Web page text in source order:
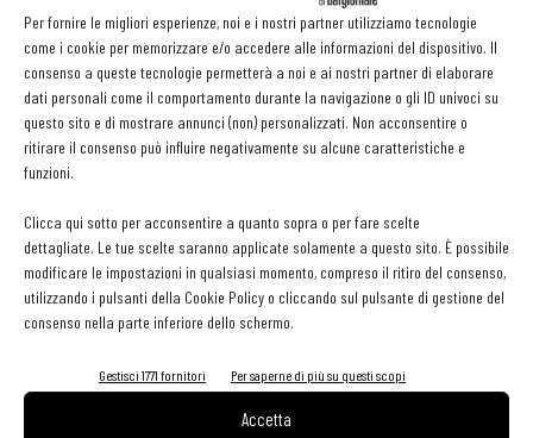
Per fornire le migliori esperienze, noi e i nostri partner utilizziamo tecnologie
come i cookie per memorizzare e/o accedere alle informazioni del dispositivo. Il
consenso a queste tecnologie permetterà a noi e ai nostri partner di elaborare
dati personali come il comportamento durante la navigazione o gli ID univoci su
questo sito e di mostrare annunci (non) personalizzati. Non acconsentire o
ritirare il consenso può influire negativamente su alcune caratteristiche e
funzioni.
Clicca qui sotto per acconsentire a quanto sopra o per fare scelte
dettagliate. Le tue scelte saranno applicate solamente a questo sito. È possibile
modificare le impostazioni in qualsiasi momento, compreso il ritiro del consenso,
utilizzando i pulsanti della Cookie Policy o cliccando sul pulsante di gestione del
consenso nella parte inferiore dello schermo.
Gestisci 1771 fornitori Per saperne di più su questi scopi
Accetta
Boretto (RE) - domenica 6 settembre
Monticelli d’Ongina (PC) - sabato 12 settembre
Polesine e Zibello (PR) - domenica 13 settembre
Piacenza - venerdì 18 settembre
strada e le bicitriciclo
Rimini - martedì 18 agosto
Savignano sul Rubicone-Terre del Rubicone (FC) - giovedì 20 agosto
Forlì - martedì 25 agosto
Faenza (RA) - mercoledì 26 agosto